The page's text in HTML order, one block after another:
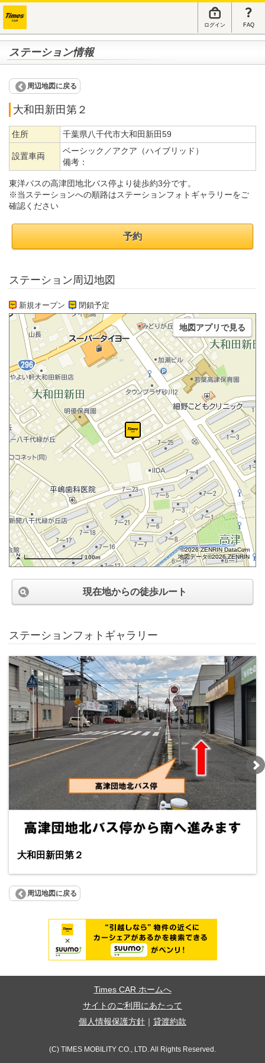
ログイン FAQ
ステーション情報
周辺地図に戻る
大和田新田第２
住所 千葉県八千代市大和田新田59
設置車両
ベーシック／アクア（ハイブリッド）
備考：
東洋バスの高津団地北バス停より徒歩約3分です。
※当ステーションへの順路はステーションフォトギャラリーをご
確認ください
予約
ステーション周辺地図
新規オープン 閉鎖予定
100m
©2026 ZENRIN DataCom
地図データ©2026 ZENRIN
地図アプリで見る
現在地からの徒歩ルート
ステーションフォトギャラリー
大和田新田第２
周辺地図に戻る
Times CAR ホームへ
サイトのご利用にあたって
個人情報保護方針
貸渡約款
(C) TIMES MOBILITY CO., LTD. All Rights Reserved.